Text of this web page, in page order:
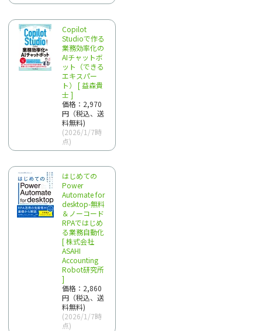
Copilot
Studioで作る
業務効率化の
AIチャットボ
ット（できる
エキスパー
ト） [ 益森貴
士 ]
価格：2,970
円（税込、送
料無料)
(2026/1/7時
点)
はじめての
Power
Automate for
desktop-無料
＆ノーコード
RPAではじめ
る業務自動化
[ 株式会社
ASAHI
Accounting
Robot研究所
]
価格：2,860
円（税込、送
料無料)
(2026/1/7時
点)